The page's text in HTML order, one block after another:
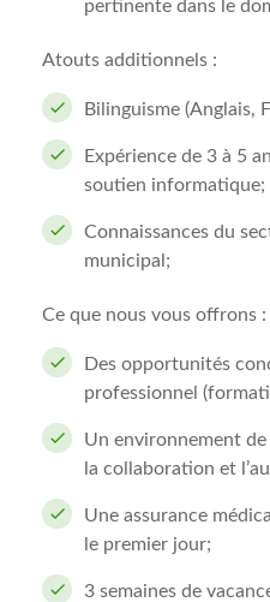
pertinente dans le
Atouts additionnels :
Bilinguisme (Anglais,
Expérience de 3 à 5
soutien informatique;
Connaissances du
municipal;
Ce que nous vous offrons :
Des opportunités
professionnel
Un environnement
la collaboration et
Une assurance
le premier jour;
3 semaines de